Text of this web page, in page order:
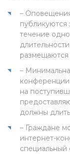
–
публикуются
течение
размещаются
–
конференции
на
должны
– Граждане
интернет-
специальный